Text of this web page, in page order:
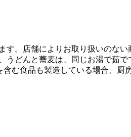
。店舗によりお取り扱いのない
うどんと蕎麦は、同じお湯で茹
む食品も製造している場合、